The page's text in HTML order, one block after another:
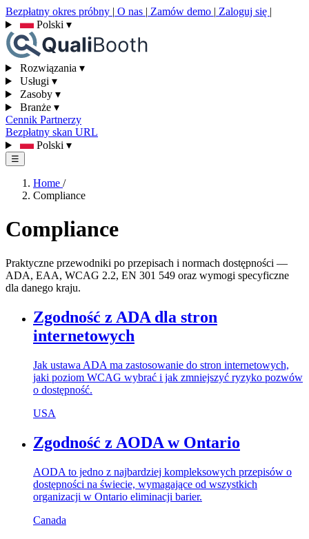
Bezpłatny okres próbny | O nas | Zamów demo | Zaloguj się |
Polski ▾
Rozwiązania ▾
Usługi ▾
Zasoby ▾
Branże ▾
Cennik Partnerzy
Bezpłatny skan URL
Polski ▾
☰
Home /
Compliance
Compliance
Praktyczne przewodniki po przepisach i normach dostępności —
ADA, EAA, WCAG 2.2, EN 301 549 oraz wymogi specyficzne
dla danego kraju.
Zgodność z ADA dla stron
internetowych
Jak ustawa ADA ma zastosowanie do stron internetowych,
jaki poziom WCAG wybrać i jak zmniejszyć ryzyko pozwów
o dostępność.
USA
Zgodność z AODA w Ontario
AODA to jedno z najbardziej kompleksowych przepisów o
dostępności na świecie, wymagające od wszystkich
organizacji w Ontario eliminacji barier.
Canada